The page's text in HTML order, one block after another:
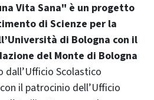
Vita Sana" è un progetto
di Scienze per la
di Bologna con il
del Monte di Bologna
dall’Ufficio Scolastico
il patrocinio dell’Ufficio